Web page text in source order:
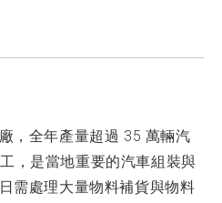
，全年產量超過 35 萬輛汽
，是當地重要的汽車組裝與
需處理大量物料補貨與物料